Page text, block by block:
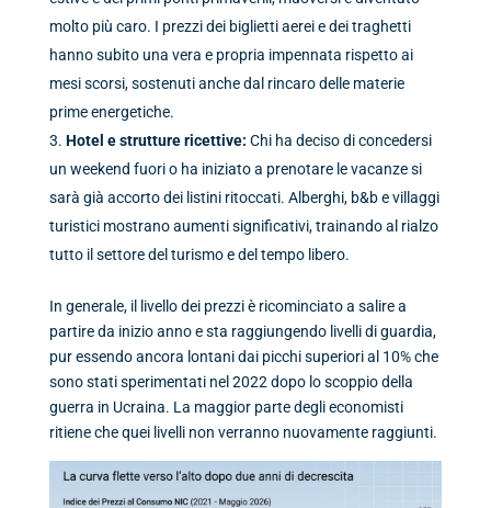
molto più caro. I prezzi dei biglietti aerei e dei traghetti
hanno subito una vera e propria impennata rispetto ai
mesi scorsi, sostenuti anche dal rincaro delle materie
prime energetiche.
Hotel e strutture ricettive: Chi ha deciso di concedersi
un weekend fuori o ha iniziato a prenotare le vacanze si
sarà già accorto dei listini ritoccati. Alberghi, b&b e villaggi
turistici mostrano aumenti significativi, trainando al rialzo
tutto il settore del turismo e del tempo libero.
In generale, il livello dei prezzi è ricominciato a salire a
partire da inizio anno e sta raggiungendo livelli di guardia,
pur essendo ancora lontani dai picchi superiori al 10% che
sono stati sperimentati nel 2022 dopo lo scoppio della
guerra in Ucraina. La maggior parte degli economisti
ritiene che quei livelli non verranno nuovamente raggiunti.